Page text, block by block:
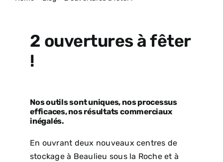
ACTUALITÉS
2 ouvertures à fêter
!
Nos outils sont uniques, nos processus
efficaces, nos résultats commerciaux
inégalés.
En ouvrant deux nouveaux centres de
stockage à Beaulieu sous la Roche et à